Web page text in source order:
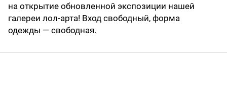
на открытие обновленной экспозиции нашей
галереи лол-арта! Вход свободный, форма
одежды — свободная.